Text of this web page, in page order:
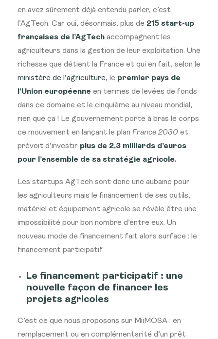
en avez sûrement déjà entendu parler, c’est
l’AgTech. Car oui, désormais, plus de 215 start-up
françaises de l’AgTech accompagnent les
agriculteurs dans la gestion de leur exploitation. Une
richesse que détient la France et qui en fait, selon le
ministère de l’agriculture, le premier pays de
l’Union européenne en termes de levées de fonds
dans ce domaine et le cinquième au niveau mondial,
rien que ça ! Le gouvernement porte à bras le corps
ce mouvement en lançant le plan France 2030 et
prévoit d’investir plus de 2,3 milliards d’euros
pour l’ensemble de sa stratégie agricole.
Les startups AgTech sont donc une aubaine pour
les agriculteurs mais le financement de ses outils,
matériel et équipement agricole se révèle être une
impossibilité pour bon nombre d’entre eux. Un
nouveau mode de financement fait alors surface : le
financement participatif.
Le financement participatif : une
nouvelle façon de financer les
projets agricoles
C’est ce que nous proposons sur MiiMOSA : en
remplacement ou en complémentarité d’un prêt